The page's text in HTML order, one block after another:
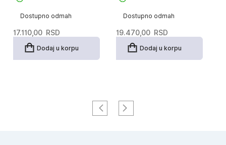
Dostupno odmah
17.110,00 RSD
Dodaj u korpu
Dostupno odmah
19.470,00 RSD
Dodaj u korpu